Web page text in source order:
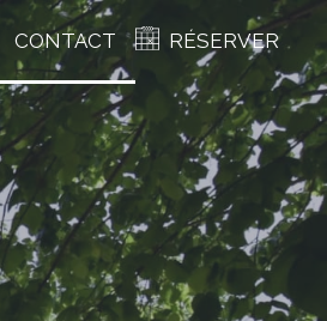
CONTACT RÉSERVER